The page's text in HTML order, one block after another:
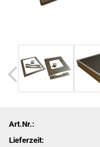
Art.Nr.:
Lieferzeit: